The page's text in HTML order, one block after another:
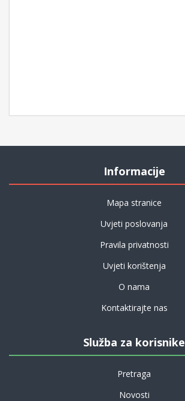
Informacije
Mapa stranice
Uvjeti poslovanja
Pravila privatnosti
Uvjeti korištenja
O nama
Kontaktirajte nas
Služba za korisnike
Pretraga
Novosti